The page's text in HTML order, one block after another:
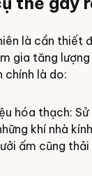
là cần
gia tăng
chính là do:
hóa thạch:
khí nhà
ấm cũng thải